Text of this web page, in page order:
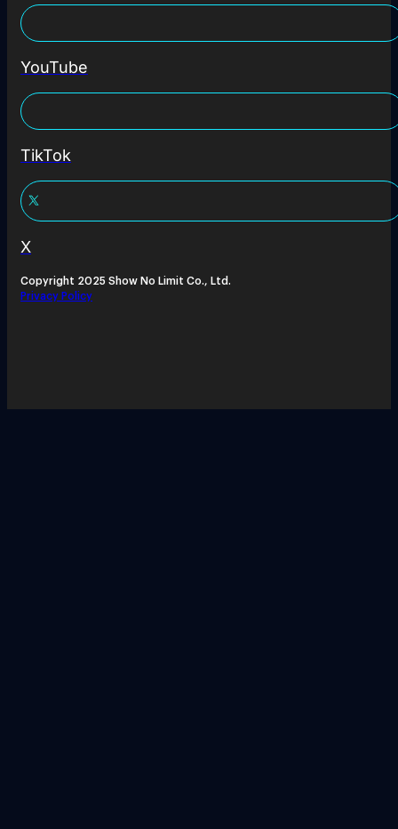
YouTube
TikTok
X
Copyright 2025 Show No Limit Co., Ltd.
Privacy Policy